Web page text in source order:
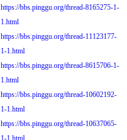
https://bbs.pinggu.org/thread-8165275-1-
1.html
https://bbs.pinggu.org/thread-11123177-
1-1.html
https://bbs.pinggu.org/thread-8615706-1-
1.html
https://bbs.pinggu.org/thread-10602192-
1-1.html
https://bbs.pinggu.org/thread-10637065-
1-1.html